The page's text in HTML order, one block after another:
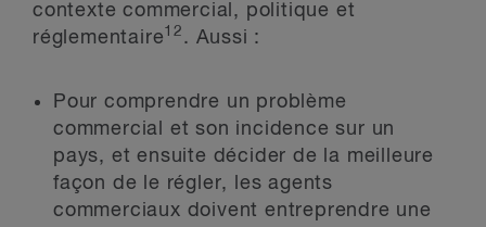
contexte commercial, politique et
réglementaire12 . Aussi :
Pour comprendre un problème
commercial et son incidence sur un
pays, et ensuite décider de la meilleure
façon de le régler, les agents
commerciaux doivent entreprendre une